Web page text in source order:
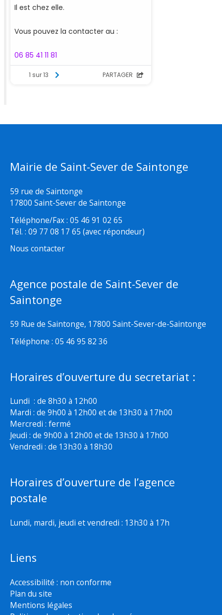
Mairie de Saint-Sever de Saintonge
59 rue de Saintonge
17800 Saint-Sever de Saintonge
Téléphone/Fax : 05 46 91 02 65
Tél. : 09 77 08 17 65 (avec répondeur)
Nous contacter
Agence postale de Saint-Sever de
Saintonge
59 Rue de Saintonge, 17800 Saint-Sever-de-Saintonge
Téléphone : 05 46 95 82 36
Horaires d’ouverture du secretariat :
Lundi : de 8h30 à 12h00
Mardi : de 9h00 à 12h00 et de 13h30 à 17h00
Mercredi : fermé
Jeudi : de 9h00 à 12h00 et de 13h30 à 17h00
Vendredi : de 13h30 à 18h30
Horaires d’ouverture de l’agence
postale
Lundi, mardi, jeudi et vendredi : 13h30 à 17h
Liens
Accessibilité : non conforme
Plan du site
Mentions légales